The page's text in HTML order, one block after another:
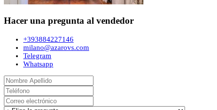
Hacer una pregunta al vendedor
+393884227146
milano@azarovs.com
Telegram
Whatsapp